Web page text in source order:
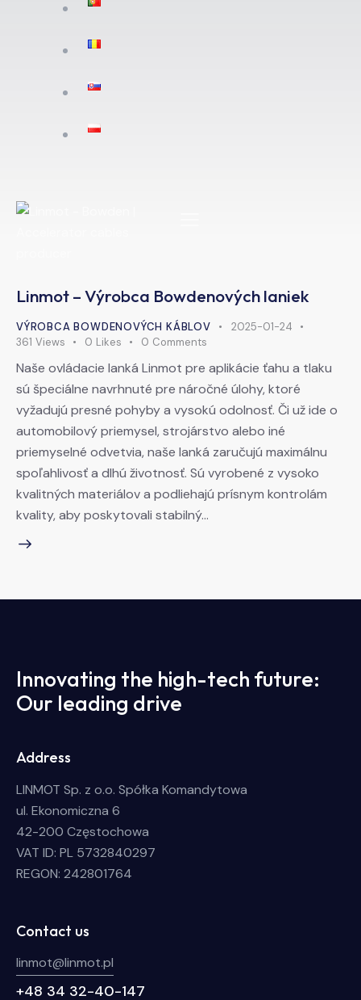
Linmot – Výrobca Bowdenových laniek
VÝROBCA BOWDENOVÝCH KÁBLOV
2025-01-24
361 Views 0 Likes 0 Comments
Naše ovládacie lanká Linmot pre aplikácie ťahu a tlaku
sú špeciálne navrhnuté pre náročné úlohy, ktoré
vyžadujú presné pohyby a vysokú odolnosť. Či už ide o
automobilový priemysel, strojárstvo alebo iné
priemyselné odvetvia, naše lanká zaručujú maximálnu
spoľahlivosť a dlhú životnosť. Sú vyrobené z vysoko
kvalitných materiálov a podliehajú prísnym kontrolám
kvality, aby poskytovali stabilný…
Innovating the high-tech future:
Our leading drive
Address
LINMOT Sp. z o.o. Spółka Komandytowa
ul. Ekonomiczna 6
42-200 Częstochowa
VAT ID: PL 5732840297
REGON: 242801764
Contact us
linmot@linmot.pl
+48 34 32-40-147